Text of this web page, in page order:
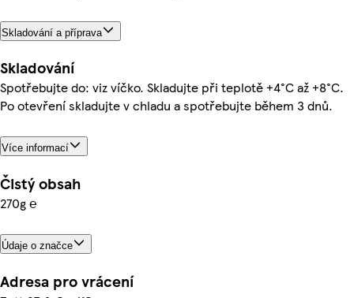
Skladování a příprava
Skladování
Spotřebujte do: viz víčko. Skladujte při teplotě +4°C až +8°C.
Po otevření skladujte v chladu a spotřebujte během 3 dnů.
Více informací
Čistý obsah
270g ℮
Údaje o značce
Adresa pro vrácení